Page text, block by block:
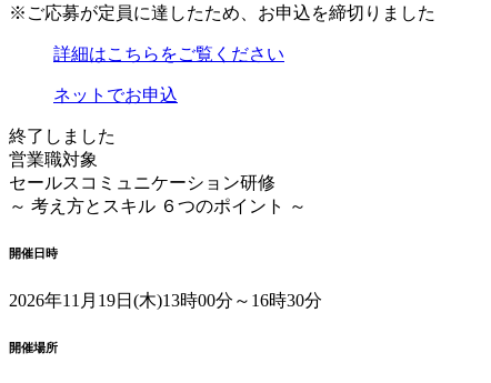
※ご応募が定員に達したため、お申込を締切りました
詳細はこちらをご覧ください
ネットでお申込
終了しました
営業職対象
セールスコミュニケーション研修
～ 考え方とスキル ６つのポイント ～
開催日時
2026年11月19日(木)13時00分～16時30分
開催場所